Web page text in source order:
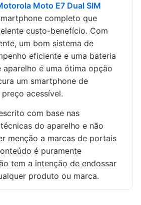
Moto E7 Dual SIM
completo que
custo-benefício. Com
um bom sistema de
eficiente e uma bateria
aparelho é uma ótima opção
um smartphone de
acessível.
com base nas
do aparelho e não
menção a marcas de portais
é puramente
tem a intenção de endossar
produto ou marca.